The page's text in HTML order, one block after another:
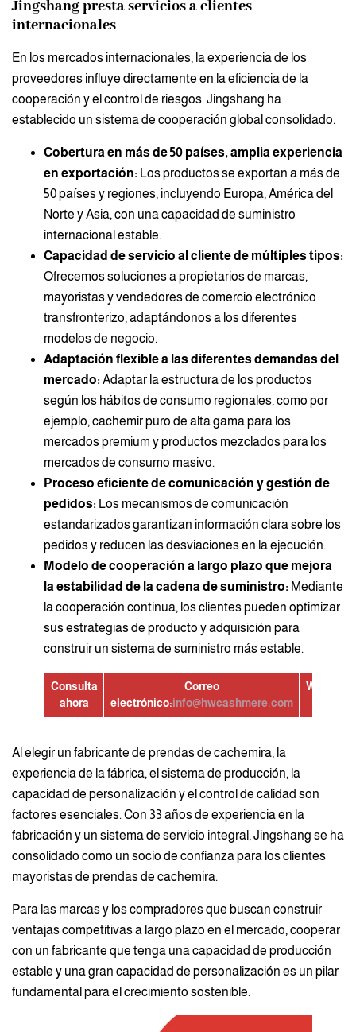
Jingshang presta servicios a clientes
internacionales
En los mercados internacionales, la experiencia de los
proveedores influye directamente en la eficiencia de la
cooperación y el control de riesgos. Jingshang ha
establecido un sistema de cooperación global consolidado.
Cobertura en más de 50 países, amplia experiencia
en exportación: Los productos se exportan a más de
50 países y regiones, incluyendo Europa, América del
Norte y Asia, con una capacidad de suministro
internacional estable.
Capacidad de servicio al cliente de múltiples tipos:
Ofrecemos soluciones a propietarios de marcas,
mayoristas y vendedores de comercio electrónico
transfronterizo, adaptándonos a los diferentes
modelos de negocio.
Adaptación flexible a las diferentes demandas del
mercado: Adaptar la estructura de los productos
según los hábitos de consumo regionales, como por
ejemplo, cachemir puro de alta gama para los
mercados premium y productos mezclados para los
mercados de consumo masivo.
Proceso eficiente de comunicación y gestión de
pedidos: Los mecanismos de comunicación
estandarizados garantizan información clara sobre los
pedidos y reducen las desviaciones en la ejecución.
Modelo de cooperación a largo plazo que mejora
la estabilidad de la cadena de suministro: Mediante
la cooperación continua, los clientes pueden optimizar
sus estrategias de producto y adquisición para
construir un sistema de suministro más estable.
Consulta
ahora
Correo
electrónico:info@hwcashmere.com
Al elegir un fabricante de prendas de cachemira, la
experiencia de la fábrica, el sistema de producción, la
capacidad de personalización y el control de calidad son
factores esenciales. Con 33 años de experiencia en la
fabricación y un sistema de servicio integral, Jingshang se ha
consolidado como un socio de confianza para los clientes
mayoristas de prendas de cachemira.
Para las marcas y los compradores que buscan construir
ventajas competitivas a largo plazo en el mercado, cooperar
con un fabricante que tenga una capacidad de producción
estable y una gran capacidad de personalización es un pilar
fundamental para el crecimiento sostenible.